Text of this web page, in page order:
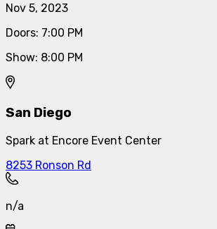
Nov 5, 2023
Doors: 7:00 PM
Show: 8:00 PM
San Diego
Spark at Encore Event Center
8253 Ronson Rd
n/a